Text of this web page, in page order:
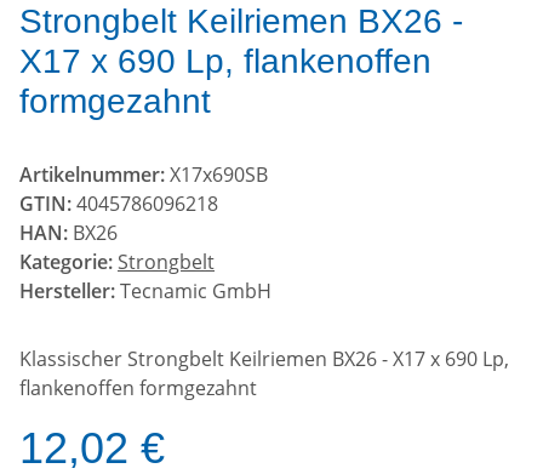
Strongbelt Keilriemen BX26 -
X17 x 690 Lp, flankenoffen
formgezahnt
Artikelnummer:X17x690SB
GTIN:4045786096218
HAN: BX26
Kategorie: Strongbelt
Hersteller:Tecnamic GmbH
Klassischer Strongbelt Keilriemen BX26 - X17 x 690 Lp,
flankenoffen formgezahnt
12,02 €